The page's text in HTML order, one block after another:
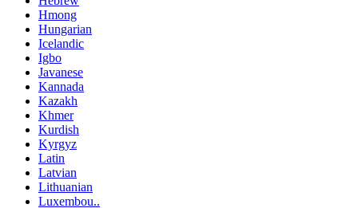
Hmong
Hungarian
Icelandic
Igbo
Javanese
Kannada
Kazakh
Khmer
Kurdish
Kyrgyz
Latin
Latvian
Lithuanian
Luxembou..